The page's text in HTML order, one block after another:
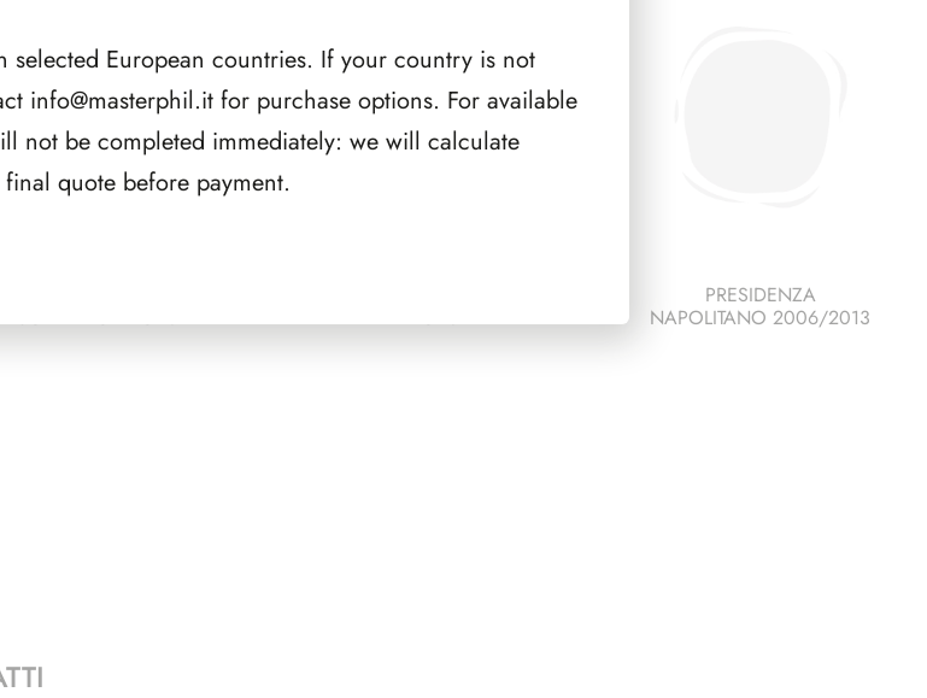
SCALFARO PAGINE 2+1
PAGINE 7
PRESIDENZA
NAPOLITANO 2006/2013
European countries. If your country is not
info@masterphil.itfor purchase options. For available
not be completed immediately: we will calculate
quote before payment.